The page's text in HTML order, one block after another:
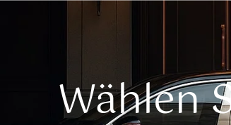
Wählen